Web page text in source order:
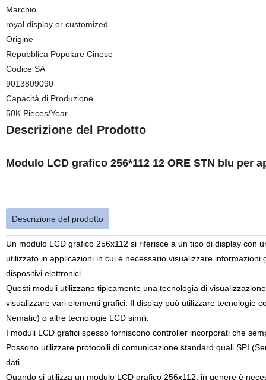
Marchio
royal display or customized
Origine
Repubblica Popolare Cinese
Codice SA
9013809090
Capacità di Produzione
50K Pieces/Year
Descrizione del Prodotto
Modulo LCD grafico 256*112 12 ORE STN blu
Descrizione del prodotto
Un modulo LCD grafico 256x112 si riferisce a un tipo di display con
utilizzato in applicazioni in cui è necessario visualizzare
dispositivi elettronici.
Questi moduli utilizzano tipicamente una tecnologia di
visualizzare vari elementi grafici. Il display può utilizzare tecnologie
Nematic) o altre tecnologie LCD simili.
I moduli LCD grafici spesso forniscono controller incorporati che
Possono utilizzare protocolli di comunicazione standard quali SPI
dati.
Quando si utilizza un modulo LCD grafico 256x112, in genere è